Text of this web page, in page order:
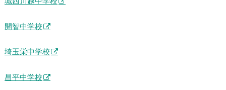
開智中学校
埼玉栄中学校
昌平中学校